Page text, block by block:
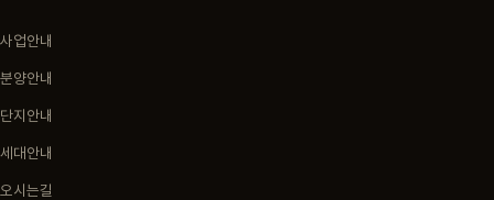
사업안내
분양안내
단지안내
세대안내
오시는길